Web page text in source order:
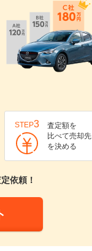
STEP3
査定額を
比べて売却先
を決める
依頼！